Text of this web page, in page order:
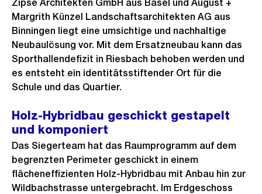
Zipse Architekten GmbH aus Basel und August +
Margrith Künzel Landschaftsarchitekten AG aus
Binningen liegt eine umsichtige und nachhaltige
Neubaulösung vor. Mit dem Ersatzneubau kann das
Sporthallendefizit in Riesbach behoben werden und
es entsteht ein identitätsstiftender Ort für die
Schule und das Quartier.
Holz-Hybridbau geschickt gestapelt
und komponiert
Das Siegerteam hat das Raumprogramm auf dem
begrenzten Perimeter geschickt in einem
flächeneffizienten Holz-Hybridbau mit Anbau hin zur
Wildbachstrasse untergebracht. Im Erdgeschoss